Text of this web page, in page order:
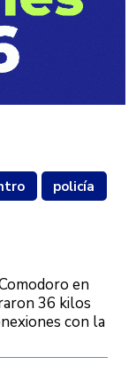
policía
en
36 kilos
con la